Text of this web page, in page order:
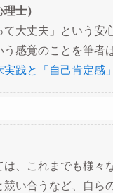
士）
て大丈夫」という
感覚のことを筆者
践と「自己肯定感」
は、これまでも様々
競い合うなど、自ら